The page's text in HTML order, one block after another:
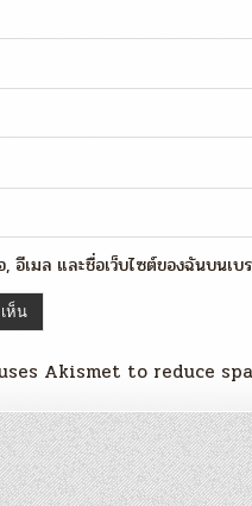
อีเมล และชื่อเว็บไซต์ของฉันบนเ
Akismet to reduce